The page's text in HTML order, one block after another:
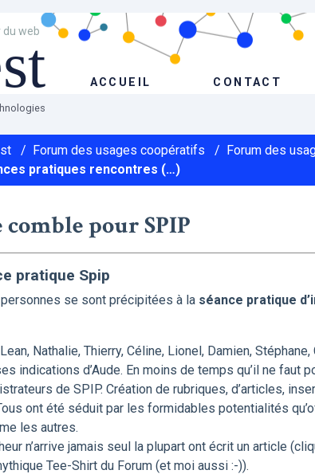
du web
ACCUEIL CONTACT
/ Forum des usages coopératifs / Forum des
pratiques rencontres (…)
comble pour SPIP
pratique Spip
se sont précipitées à la séance pratique
Nathalie, Thierry, Céline, Lionel, Damien,
indications d’Aude. En moins de temps qu’il ne faut
de SPIP. Création de rubriques, d’articles,
ont été séduit par les formidables potentialités
les autres.
n’arrive jamais seul la plupart ont écrit un article
Tee-Shirt du Forum (et moi aussi :-)).